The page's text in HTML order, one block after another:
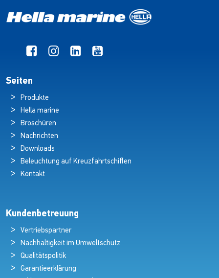
Seiten
Produkte
Hella marine
Broschüren
Nachrichten
Downloads
Beleuchtung auf Kreuzfahrtschiffen
Kontakt
Kundenbetreuung
Vertriebspartner
Nachhaltigkeit im Umweltschutz
Qualitätspolitik
Garantieerklärung